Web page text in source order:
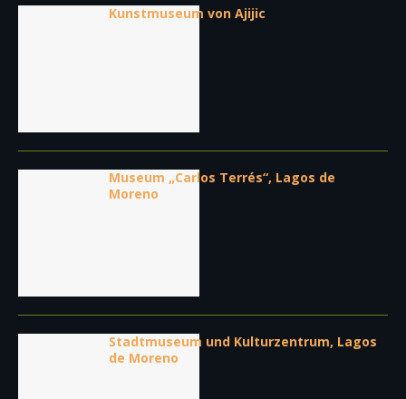
Kunstmuseum von Ajijic
Museum „Carlos Terrés“, Lagos de
Moreno
Stadtmuseum und Kulturzentrum, Lagos
de Moreno